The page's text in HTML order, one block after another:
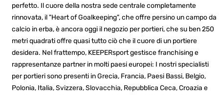
perfetto. Il cuore della nostra sede centrale completamente
rinnovata, il "Heart of Goalkeeping", che offre persino un campo da
calcio in erba, è ancora oggi il negozio per portieri, che su ben 250
metri quadrati offre quasi tutto ciò che il cuore di un portiere
desidera. Nel frattempo, KEEPERsport gestisce franchising e
rappresentanze partner in molti paesi europei: I nostri specialisti
per portieri sono presenti in Grecia, Francia, Paesi Bassi, Belgio,
Polonia, Italia, Svizzera, Slovacchia, Repubblica Ceca, Croazia e